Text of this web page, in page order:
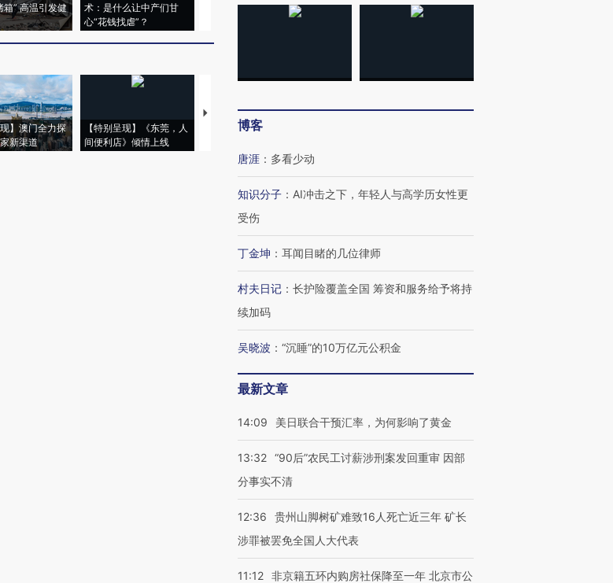
箱” 高温引发健
术：是什么让中产们甘
心“花钱找虐”？
粒摇头丸 尿检体内含3种
度Z世代 用街头抗争将教
机”？难民潮撕裂西班牙
】澳门全力探
新渠道
【特别呈现】《东莞，人
间便利店》倾情上线
【推广】走进第四届链博
会，让数智科技“链”接产
【商旅对话】华住集团
博客
唐涯 ： 多看少动
知识分子 ： AI冲击之下，年轻人与高学历女性更
受伤
丁金坤 ： 耳闻目睹的几位律师
村夫日记 ： 长护险覆盖全国 筹资和服务给予将持
续加码
吴晓波 ： “沉睡”的10万亿元公积金
最新文章
14:09 美日联合干预汇率，为何影响了黄金
13:32 “90后”农民工讨薪涉刑案发回重审 因部
分事实不清
12:36
贵州山脚树矿难致16人死亡近三年 矿长
涉罪被罢免全国人大代表
11:12 非京籍五环内购房社保降至一年 北京市公